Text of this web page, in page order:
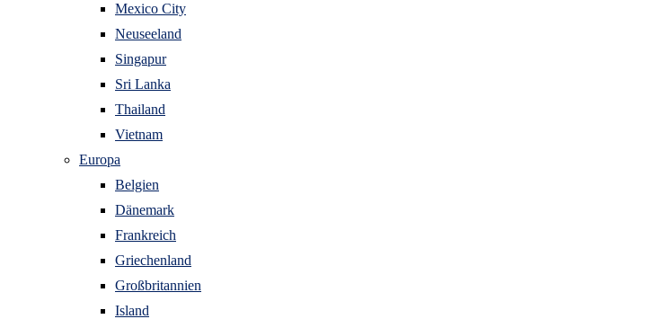
Mexico City
Neuseeland
Singapur
Sri Lanka
Thailand
Vietnam
Europa
Belgien
Dänemark
Frankreich
Griechenland
Großbritannien
Island